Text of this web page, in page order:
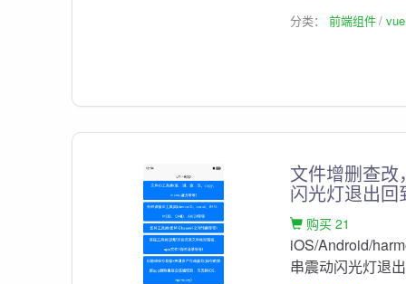
分类：前端组件
文件增删查改
闪光灯退出
购买 21
iOS/Android/
串震动闪光灯退